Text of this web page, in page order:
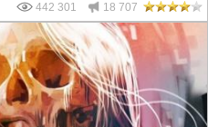
442 301 18 707